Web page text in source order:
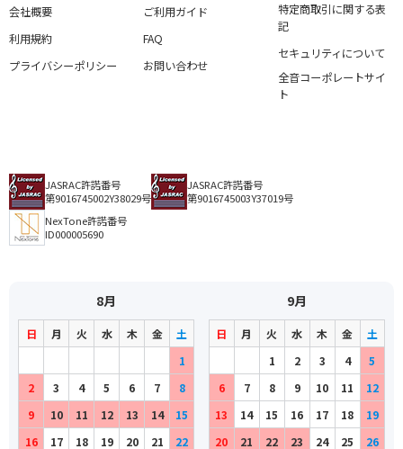
会社概要
利用規約
プライバシーポリシー
ご利用ガイド
FAQ
お問い合わせ
特定商取引に関する表
記
セキュリティについて
全音コーポレートサイ
ト
JASRAC許諾番号
第9016745002Y38029号
JASRAC許諾番号
第9016745003Y37019号
NexTone許諾番号
ID000005690
8月
日 月 火 水 木 金
土
1
2
3 4 5 6 7
8
9
10 11 12 13 14
15
16
17 18 19 20 21 22
9月
日 月 火 水 木 金
土
1
2 3 4
5
6
7 8 9 10 11
12
13
14 15 16 17 18
19
20
21 22 23 24 25 26